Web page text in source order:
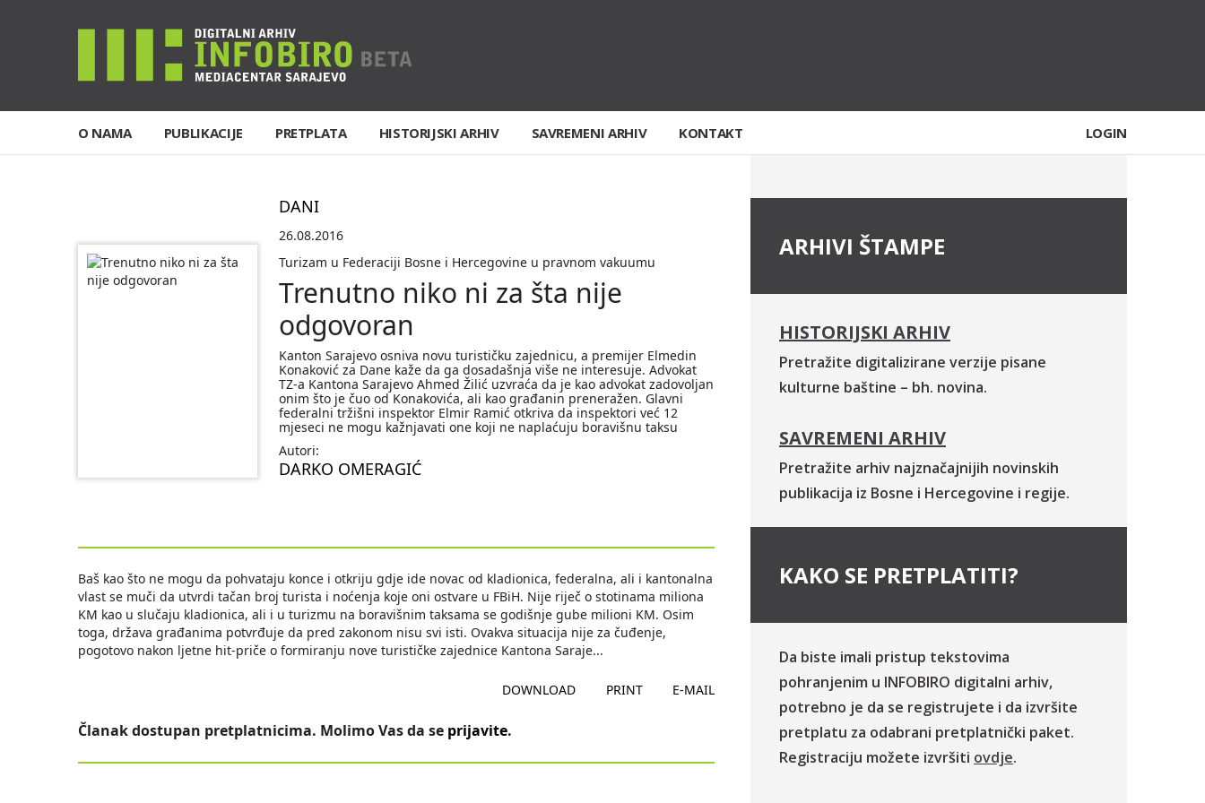
O NAMA PUBLIKACIJE PRETPLATA HISTORIJSKI ARHIV SAVREMENI ARHIV KONTAKT LOGIN
DANI
26.08.2016
Turizam u Federaciji Bosne i Hercegovine u pravnom vakuumu
Trenutno niko ni za šta nije
odgovoran
Kanton Sarajevo osniva novu turističku zajednicu, a premijer Elmedin
Konaković za Dane kaže da ga dosadašnja više ne interesuje. Advokat
TZ-a Kantona Sarajevo Ahmed Žilić uzvraća da je kao advokat zadovoljan
onim što je čuo od Konakovića, ali kao građanin preneražen. Glavni
federalni tržišni inspektor Elmir Ramić otkriva da inspektori već 12
mjeseci ne mogu kažnjavati one koji ne naplaćuju boravišnu taksu
Autori:
DARKO OMERAGIĆ
Baš kao što ne mogu da pohvataju konce i otkriju gdje ide novac od kladionica, federalna, ali i kantonalna
vlast se muči da utvrdi tačan broj turista i noćenja koje oni ostvare u FBiH. Nije riječ o stotinama miliona
KM kao u slučaju kladionica, ali i u turizmu na boravišnim taksama se godišnje gube milioni KM. Osim
toga, država građanima potvrđuje da pred zakonom nisu svi isti. Ovakva situacija nije za čuđenje,
pogotovo nakon ljetne hit-priče o formiranju nove turističke zajednice Kantona Saraje...
DOWNLOAD PRINT E-MAIL
Članak dostupan pretplatnicima. Molimo Vas da se prijavite.
ARHIVI ŠTAMPE
HISTORIJSKI ARHIV
Pretražite digitalizirane verzije pisane
kulturne baštine – bh. novina.
SAVREMENI ARHIV
Pretražite arhiv najznačajnijih novinskih
publikacija iz Bosne i Hercegovine i regije.
KAKO SE PRETPLATITI?
Da biste imali pristup tekstovima
pohranjenim u INFOBIRO digitalni arhiv,
potrebno je da se registrujete i da izvršite
pretplatu za odabrani pretplatnički paket.
Registraciju možete izvršiti ovdje.